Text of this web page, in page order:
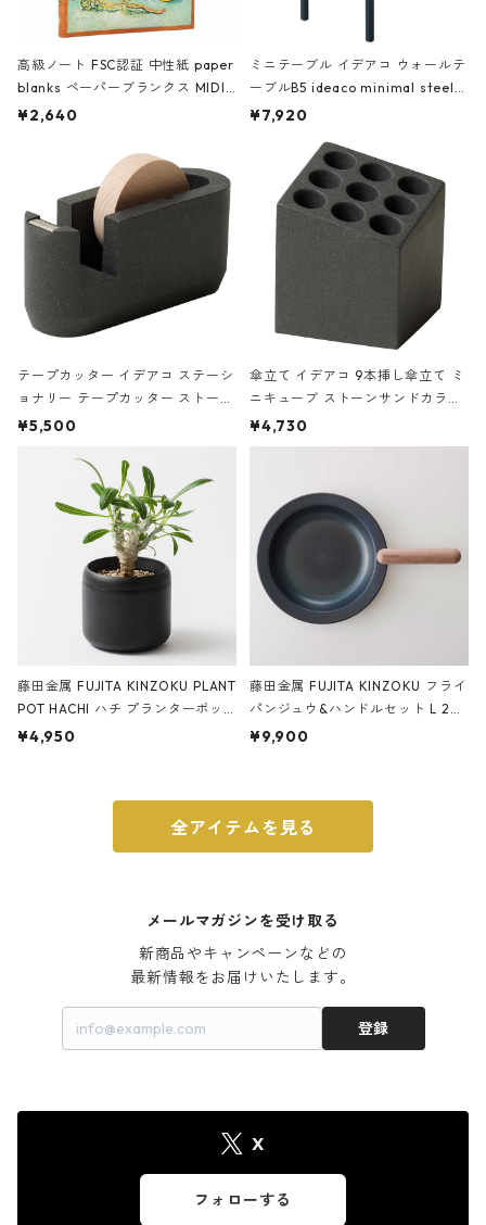
高級ノート FSC認証 中性紙 paper
blanks ペーパーブランクス MIDI
ハードカバー 罫線 ヴァン・ゴッホ
¥2,640
ミニテーブル イデアコ ウォールテ
ーブルB5 ideaco minimal steel f
urniture WALL Table B5 ネイビー
¥7,920
テープカッター イデアコ ステーシ
ョナリー テープカッター ストーン
サンドカラー 石調 ideaco Station
¥5,500
傘立て イデアコ 9本挿し傘立て ミ
ニキューブ ストーンサンドカラー
石調 ideaco Umbrella Stand CUB
E ストーンサンドブラック
¥4,730
藤田金属 FUJITA KINZOKU PLANT
POT HACHI ハチ プランターポッ
ト 3号 ブラック
¥4,950
藤田金属 FUJITA KINZOKU フライ
パンジュウ&ハンドルセット L 24c
m ガス火・IH対応 鉄フライパン
¥9,900
全アイテムを見る
メールマガジンを受け取る
新商品やキャンペーンなどの
最新情報をお届けいたします。
登録
X
フォローする